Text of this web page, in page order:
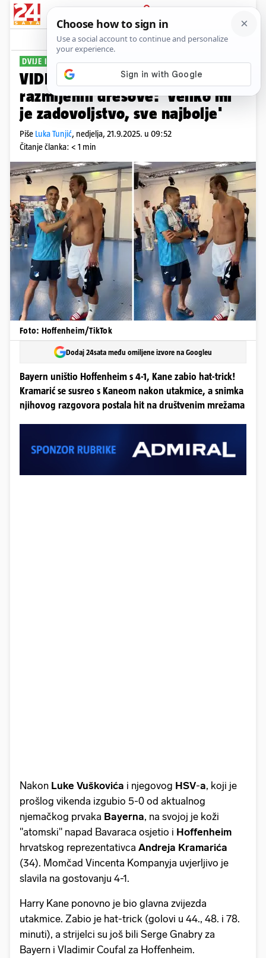
PRIJAVA
Sport Komentari
DVIJE IKONE
VIDEO Kramarić i Harry Kane
razmijenili dresove: 'Veliko mi
je zadovoljstvo, sve najbolje'
Piše Luka Tunjić, nedjelja, 21.9.2025. u 09:52
Čitanje članka: < 1 min
Foto: Hoffenheim/TikTok
Dodaj 24sata među omiljene izvore na Googleu
Bayern uništio Hoffenheim s 4-1, Kane zabio hat-trick!
Kramarić se susreo s Kaneom nakon utakmice, a snimka
njihovog razgovora postala hit na društvenim mrežama
Nakon Luke Vuškovića i njegovog HSV-a, koji je
prošlog vikenda izgubio 5-0 od aktualnog
njemačkog prvaka Bayerna, na svojoj je koži
"atomski" napad Bavaraca osjetio i Hoffenheim
hrvatskog reprezentativca Andreja Kramarića
(34). Momčad Vincenta Kompanyja uvjerljivo je
slavila na gostovanju 4-1.
Harry Kane ponovno je bio glavna zvijezda
utakmice. Zabio je hat-trick (golovi u 44., 48. i 78.
minuti), a strijelci su još bili Serge Gnabry za
Bayern i Vladimir Coufal za Hoffenheim.